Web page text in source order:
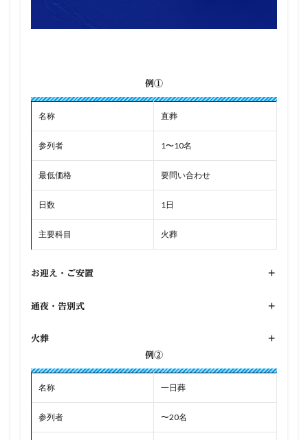
例①
名称 直葬
参列者 1〜10名
最低価格 要問い合わせ
日数 1日
主要科目 火葬
お迎え・ご安置 +
通夜・告別式 +
火葬
+
例②
名称 一日葬
参列者 〜20名